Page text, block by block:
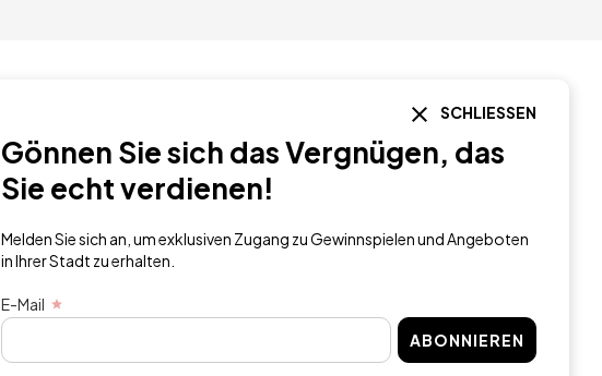
SCHLIESSEN
Gönnen Sie sich das Vergnügen, das
Sie echt verdienen!
Melden Sie sich an, um exklusiven Zugang zu Gewinnspielen und Angeboten
in Ihrer Stadt zu erhalten.
E-Mail
ABONNIEREN